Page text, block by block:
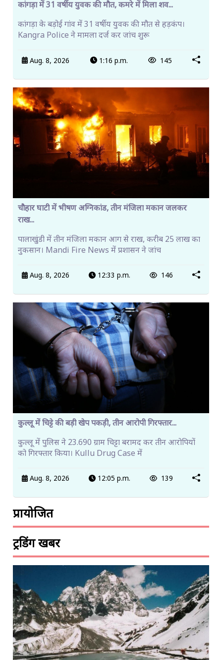
कांगड़ा में 31 वर्षीय युवक की मौत, कमरे में मिला शव...
कांगड़ा के बड़ोई गांव में 31 वर्षीय युवक की मौत से हड़कंप।
Kangra Police ने मामला दर्ज कर जांच शुरू
Aug. 8, 2026 1:16 p.m. 145
चौहार घाटी में भीषण अग्निकांड, तीन मंजिला मकान जलकर
राख...
पालाखुंडी में तीन मंजिला मकान आग से राख, करीब 25 लाख का
नुकसान। Mandi Fire News में प्रशासन ने जांच
Aug. 8, 2026 12:33 p.m. 146
कुल्लू में चिट्टे की बड़ी खेप पकड़ी, तीन आरोपी गिरफ्तार...
कुल्लू में पुलिस ने 23.690 ग्राम चिट्टा बरामद कर तीन आरोपियों
को गिरफ्तार किया। Kullu Drug Case में
Aug. 8, 2026 12:05 p.m. 139
प्रायोजित
ट्रेंडिंग खबरें